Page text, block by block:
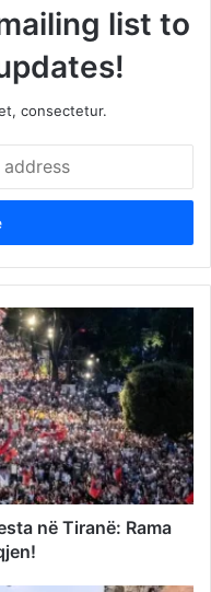
list to
consectetur.
në Tiranë: Rama